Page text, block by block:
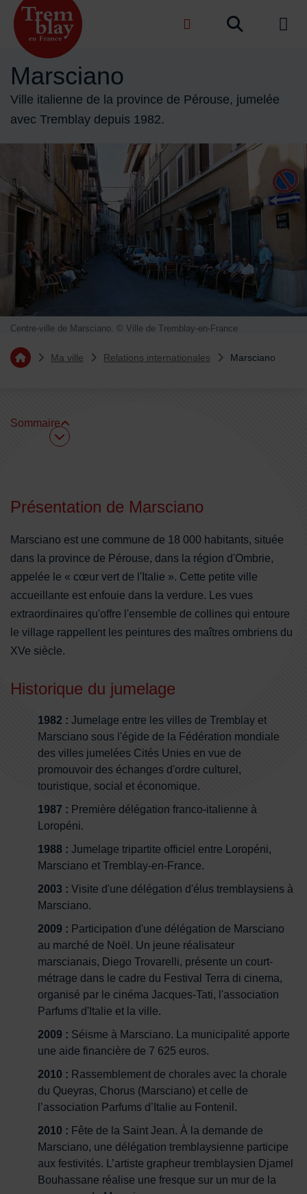
Menu de raccourcis
Accueil ville de Tremblay-en-France de
Marsciano
Ville italienne de la province de Pérouse, jumelée
avec Tremblay depuis 1982.
Centre-ville de Marsciano. © Ville de Tremblay-en-France
Vous êtes ici :
Retourner à l'accueil
Ma ville Relations internationales Marsciano
Sommaire
Sommaire
Présentation de Marsciano
Marsciano est une commune de 18 000 habitants, située
dans la province de Pérouse, dans la région d'Ombrie,
appelée le « cœur vert de l'Italie ». Cette petite ville
accueillante est enfouie dans la verdure. Les vues
extraordinaires qu'offre l'ensemble de collines qui entoure
le village rappellent les peintures des maîtres ombriens du
XVe siècle.
Historique du jumelage
1982 : Jumelage entre les villes de Tremblay et
Marsciano sous l'égide de la Fédération mondiale
des villes jumelées Cités Unies en vue de
promouvoir des échanges d'ordre culturel,
touristique, social et économique.
1987 : Première délégation franco-italienne à
Loropéni.
1988 : Jumelage tripartite officiel entre Loropéni,
Marsciano et Tremblay-en-France.
2003 : Visite d'une délégation d'élus tremblaysiens à
Marsciano.
2009 : Participation d'une délégation de Marsciano
au marché de Noël. Un jeune réalisateur
marscianais, Diego Trovarelli, présente un court-
métrage dans le cadre du Festival Terra di cinema,
organisé par le cinéma Jacques-Tati, l'association
Parfums d'Italie et la ville.
2009 : Séisme à Marsciano. La municipalité apporte
une aide financière de 7 625 euros.
2010 : Rassemblement de chorales avec la chorale
du Queyras, Chorus (Marsciano) et celle de
l’association Parfums d’Italie au Fontenil.
2010 : Fête de la Saint Jean. À la demande de
Marsciano, une délégation tremblaysienne participe
aux festivités. L’artiste grapheur tremblaysien Djamel
Bouhassane réalise une fresque sur un mur de la